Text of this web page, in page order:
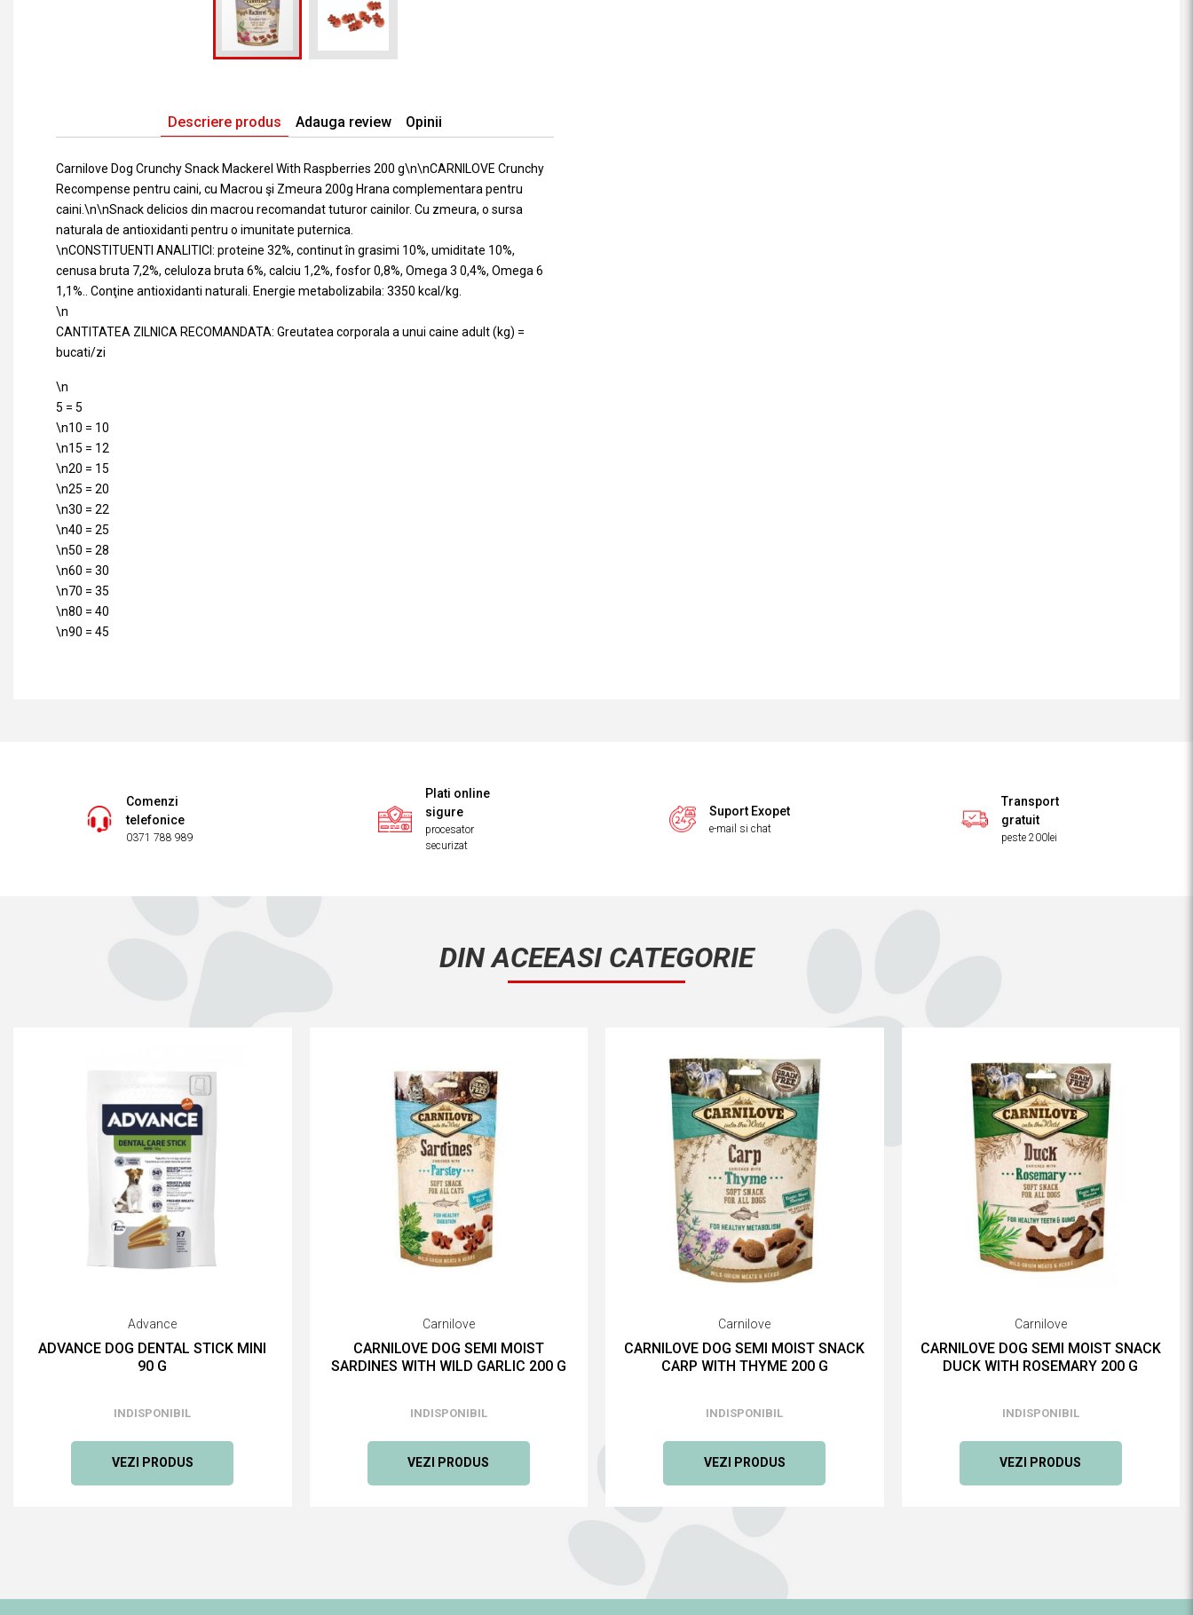
Descriere produs Adauga review Opinii
Carnilove Dog Crunchy Snack Mackerel With Raspberries 200 g\n\nCARNILOVE Crunchy
Recompense pentru caini, cu Macrou şi Zmeura 200g Hrana complementara pentru
caini.\n\nSnack delicios din macrou recomandat tuturor cainilor. Cu zmeura, o sursa
naturala de antioxidanti pentru o imunitate puternica.
\nCONSTITUENTI ANALITICI: proteine 32%, continut în grasimi 10%, umiditate 10%,
cenusa bruta 7,2%, celuloza bruta 6%, calciu 1,2%, fosfor 0,8%, Omega 3 0,4%, Omega 6
1,1%.. Conţine antioxidanti naturali. Energie metabolizabila: 3350 kcal/kg.
\n
CANTITATEA ZILNICA RECOMANDATA: Greutatea corporala a unui caine adult (kg) =
bucati/zi
\n
5 = 5
\n10 = 10
\n15 = 12
\n20 = 15
\n25 = 20
\n30 = 22
\n40 = 25
\n50 = 28
\n60 = 30
\n70 = 35
\n80 = 40
\n90 = 45
Comenzi
telefonice
0371 788 989
Plati online
sigure
procesator
securizat
Suport Exopet
e-mail si chat
Transport
gratuit
peste 200lei
DIN ACEEASI CATEGORIE
Advance
ADVANCE DOG DENTAL STICK MINI
90 G
INDISPONIBIL
VEZI PRODUS
Carnilove
CARNILOVE DOG SEMI MOIST
SARDINES WITH WILD GARLIC 200 G
INDISPONIBIL
VEZI PRODUS
Carnilove
CARNILOVE DOG SEMI MOIST SNACK
CARP WITH THYME 200 G
INDISPONIBIL
VEZI PRODUS
Carnilove
CARNILOVE DOG SEMI MOIST SNACK
DUCK WITH ROSEMARY 200 G
INDISPONIBIL
VEZI PRODUS